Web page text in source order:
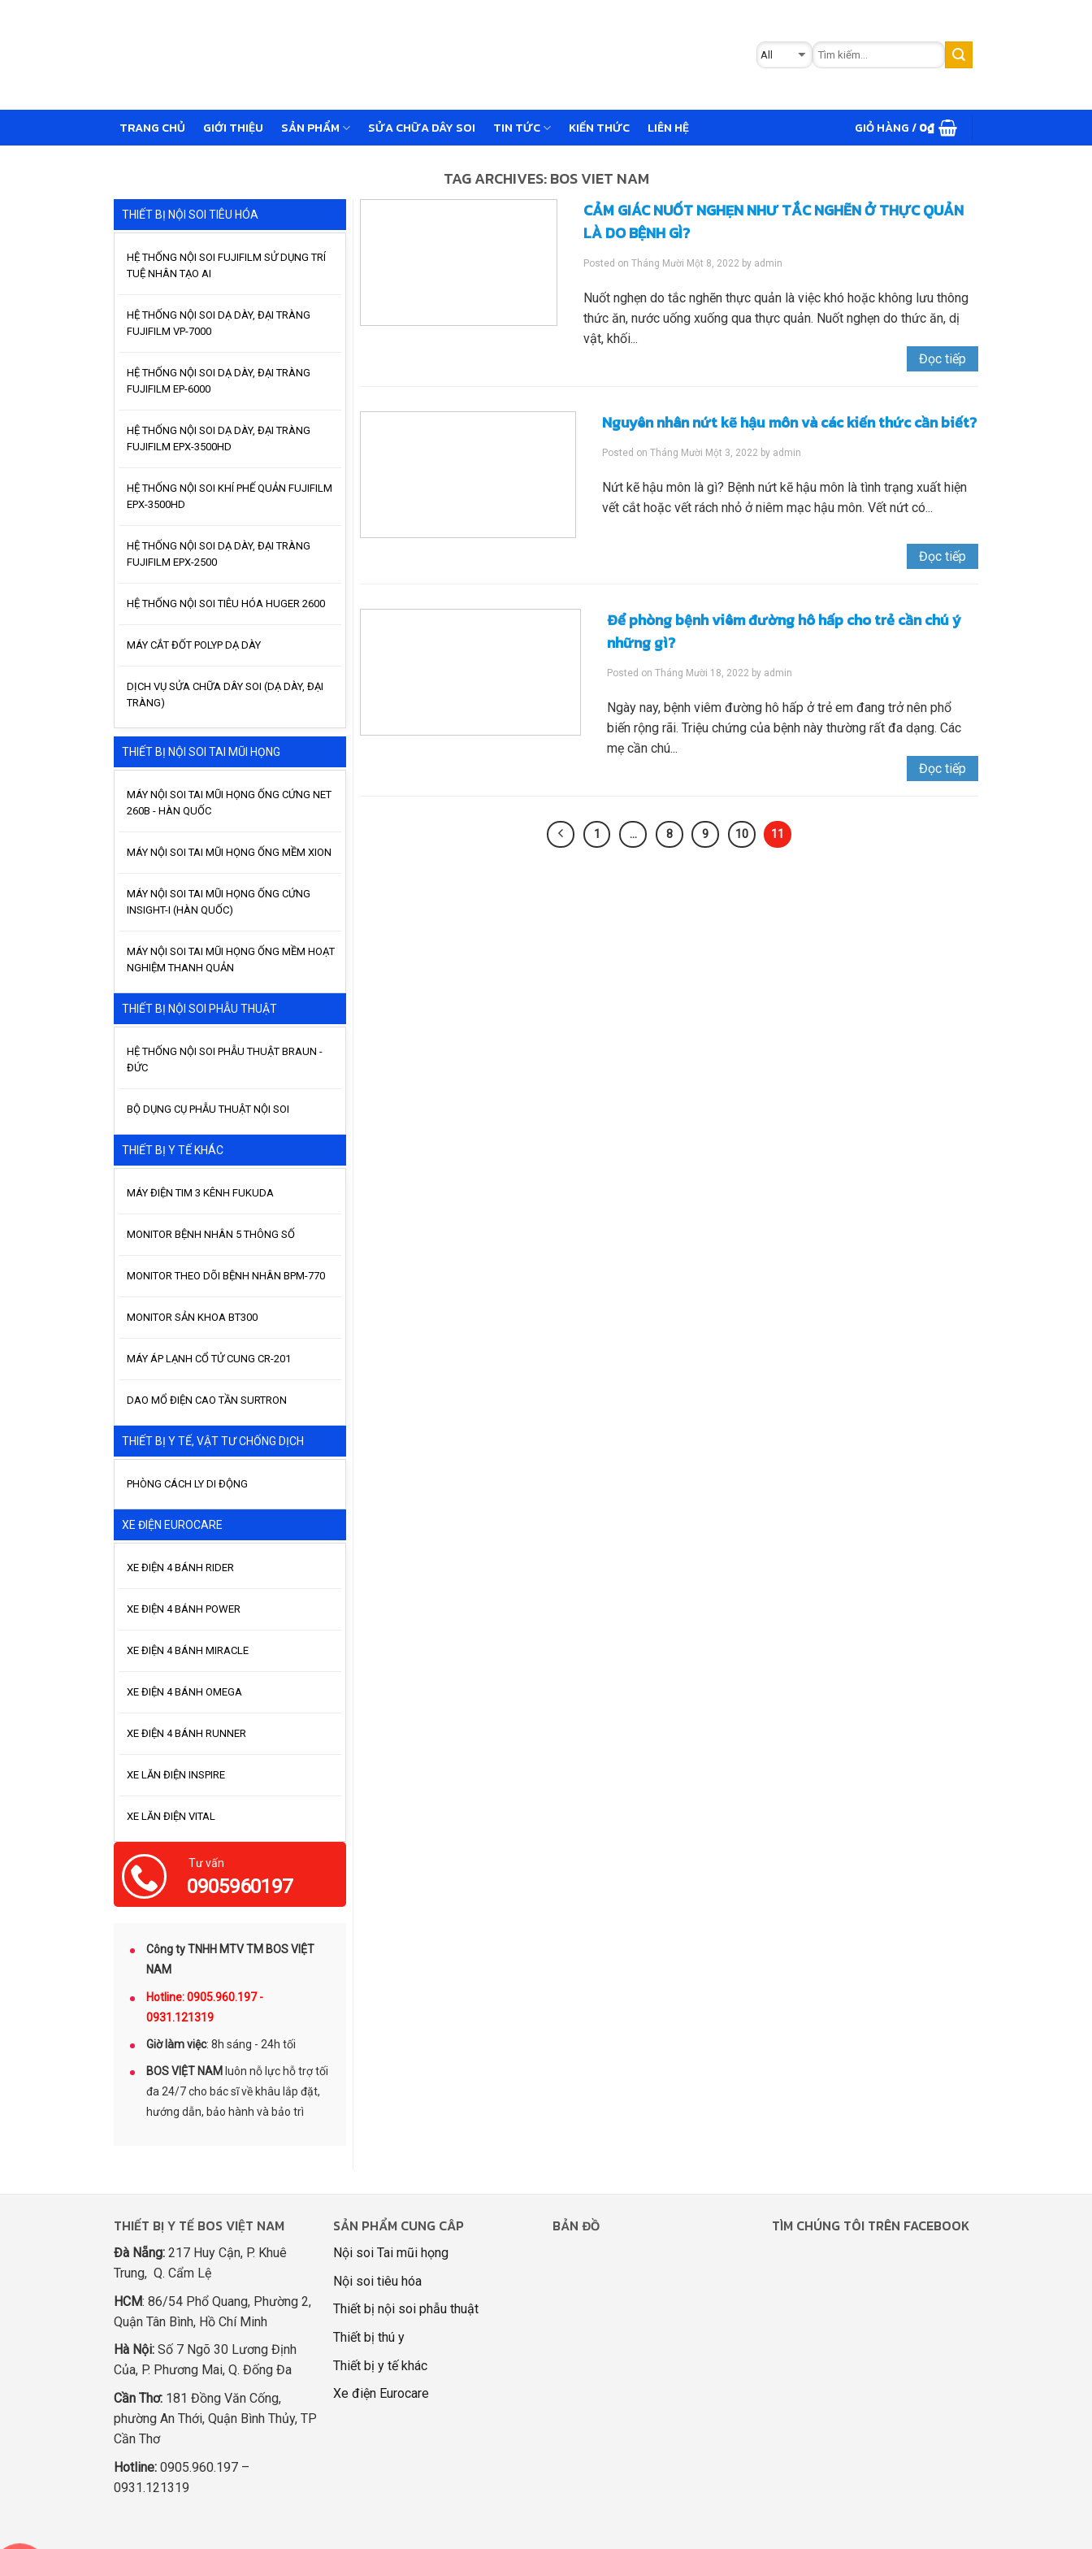
TRANG CHỦ GIỚI THIỆU SẢN PHẨM SỬA CHỮA DÂY SOI TIN TỨC KIẾN THỨC LIÊN HỆ GIỎ HÀNG /0₫
TAG ARCHIVES:BOS VIET NAM
THIẾT BỊ NỘI SOI TIÊU HÓA
HỆ THỐNG NỘI SOI FUJIFILM SỬ DỤNG TRÍ
TUỆ NHÂN TẠO AI
HỆ THỐNG NỘI SOI DẠ DÀY, ĐẠI TRÀNG
FUJIFILM VP-7000
HỆ THỐNG NỘI SOI DẠ DÀY, ĐẠI TRÀNG
FUJIFILM EP-6000
HỆ THỐNG NỘI SOI DẠ DÀY, ĐẠI TRÀNG
FUJIFILM EPX-3500HD
HỆ THỐNG NỘI SOI KHÍ PHẾ QUẢN FUJIFILM
EPX-3500HD
HỆ THỐNG NỘI SOI DẠ DÀY, ĐẠI TRÀNG
FUJIFILM EPX-2500
HỆ THỐNG NỘI SOI TIÊU HÓA HUGER 2600
MÁY CẮT ĐỐT POLYP DẠ DÀY
DỊCH VỤ SỬA CHỮA DÂY SOI (DẠ DÀY, ĐẠI
TRÀNG)
THIẾT BỊ NỘI SOI TAI MŨI HỌNG
MÁY NỘI SOI TAI MŨI HỌNG ỐNG CỨNG NET
260B - HÀN QUỐC
MÁY NỘI SOI TAI MŨI HỌNG ỐNG MỀM XION
MÁY NỘI SOI TAI MŨI HỌNG ỐNG CỨNG
INSIGHT-I (HÀN QUỐC)
MÁY NỘI SOI TAI MŨI HỌNG ỐNG MỀM HOẠT
NGHIỆM THANH QUẢN
THIẾT BỊ NỘI SOI PHẪU THUẬT
HỆ THỐNG NỘI SOI PHẪU THUẬT BRAUN -
ĐỨC
BỘ DỤNG CỤ PHẪU THUẬT NỘI SOI
THIẾT BỊ Y TẾ KHÁC
MÁY ĐIỆN TIM 3 KÊNH FUKUDA
MONITOR BỆNH NHÂN 5 THÔNG SỐ
MONITOR THEO DÕI BỆNH NHÂN BPM-770
MONITOR SẢN KHOA BT300
MÁY ÁP LẠNH CỔ TỬ CUNG CR-201
DAO MỔ ĐIỆN CAO TẦN SURTRON
THIẾT BỊ Y TẾ, VẬT TƯ CHỐNG DỊCH
PHÒNG CÁCH LY DI ĐỘNG
XE ĐIỆN EUROCARE
XE ĐIỆN 4 BÁNH RIDER
XE ĐIỆN 4 BÁNH POWER
XE ĐIỆN 4 BÁNH MIRACLE
XE ĐIỆN 4 BÁNH OMEGA
XE ĐIỆN 4 BÁNH RUNNER
XE LĂN ĐIỆN INSPIRE
XE LĂN ĐIỆN VITAL
Tư vấn
0905960197
Công ty TNHH MTV TM BOS VIỆT
NAM
Hotline: 0905.960.197 -
0931.121319
Giờ làm việc: 8h sáng - 24h tối
BOS VIỆT NAM luôn nỗ lực hỗ trợ tối
đa 24/7 cho bác sĩ về khâu lắp đặt,
hướng dẫn, bảo hành và bảo trì
CẢM GIÁC NUỐT NGHẸN NHƯ TẮC NGHẼN Ở THỰC QUẢN
LÀ DO BỆNH GÌ?
Posted onTháng Mười Một 8, 2022 by admin
Nuốt nghẹn do tắc nghẽn thực quản là việc khó hoặc không lưu thông
thức ăn, nước uống xuống qua thực quản. Nuốt nghẹn do thức ăn, dị
vật, khối...
Đọc tiếp
Nguyên nhân nứt kẽ hậu môn và các kiến thức cần biết?
Posted onTháng Mười Một 3, 2022 by admin
Nứt kẽ hậu môn là gì? Bệnh nứt kẽ hậu môn là tình trạng xuất hiện
vết cắt hoặc vết rách nhỏ ở niêm mạc hậu môn. Vết nứt có...
Đọc tiếp
Để phòng bệnh viêm đường hô hấp cho trẻ cần chú ý
những gì?
Posted onTháng Mười 18, 2022 by admin
Ngày nay, bệnh viêm đường hô hấp ở trẻ em đang trở nên phổ
biến rộng rãi. Triệu chứng của bệnh này thường rất đa dạng. Các
mẹ cần chú...
Đọc tiếp
1 … 8 9 10 11
THIẾT BỊ Y TẾ BOS VIỆT NAM
Đà Nẵng: 217 Huy Cận, P. Khuê
Trung, Q. Cẩm Lệ
HCM: 86/54 Phổ Quang, Phường 2,
Quận Tân Bình, Hồ Chí Minh
Hà Nội: Số 7 Ngõ 30 Lương Định
Của, P. Phương Mai, Q. Đống Đa
Cần Thơ: 181 Đồng Văn Cống,
phường An Thới, Quận Bình Thủy, TP
Cần Thơ
Hotline: 0905.960.197 –
0931.121319
SẢN PHẨM CUNG CÂP
Nội soi Tai mũi họng
Nội soi tiêu hóa
Thiết bị nội soi phẫu thuật
Thiết bị thú y
Thiết bị y tế khác
Xe điện Eurocare
BẢN ĐỒ TÌM CHÚNG TÔI TRÊN FACEBOOK